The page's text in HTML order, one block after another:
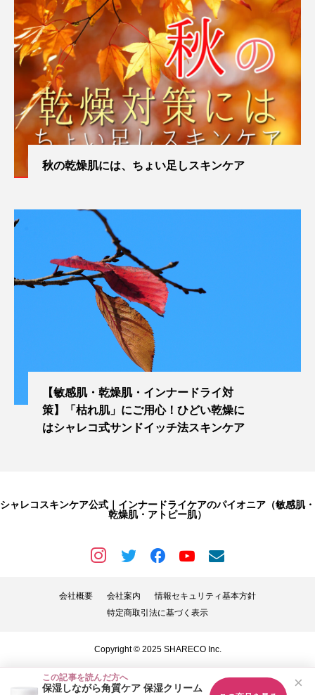
秋の乾燥肌には、ちょい足しスキンケア
【敏感肌・乾燥肌・インナードライ対
策】「枯れ肌」にご用心！ひどい乾燥に
はシャレコ式サンドイッチ法スキンケア
シャレコスキンケア公式｜インナードライケアのパイオニア（敏感肌・
乾燥肌・アトピー肌）
会社概要 会社案内
情報セキュリティ基本方針
特定商取引法に基づく表示
Copyright © 2025 SHARECO Inc.
この記事を読んだ方へ
保湿しながら角質ケア 保湿クリーム ×